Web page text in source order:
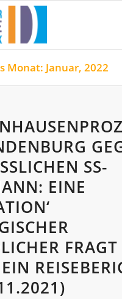
Monat: Januar, 2022
SS-W
EINE ‚
O
J
FRAGT N